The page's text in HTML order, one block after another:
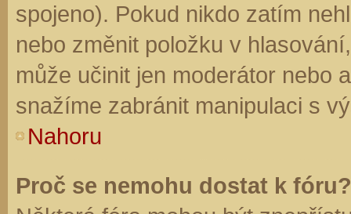
spojeno). Pokud nikdo zatím
nebo změnit položku v
může učinit jen moderátor nebo
snažíme zabránit manipulaci s
Nahoru
Proč se nemohu dostat k fóru?